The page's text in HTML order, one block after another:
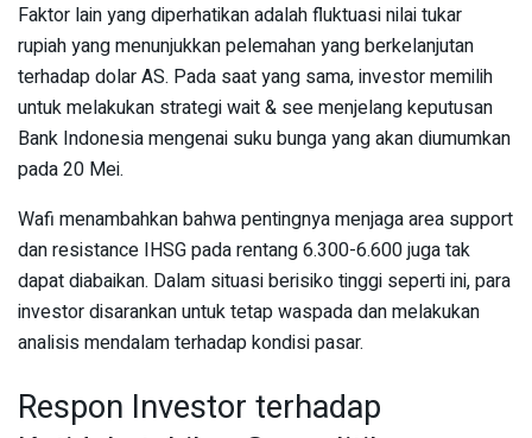
Faktor lain yang diperhatikan adalah fluktuasi nilai tukar
rupiah yang menunjukkan pelemahan yang berkelanjutan
terhadap dolar AS. Pada saat yang sama, investor memilih
untuk melakukan strategi wait & see menjelang keputusan
Bank Indonesia mengenai suku bunga yang akan diumumkan
pada 20 Mei.
Wafi menambahkan bahwa pentingnya menjaga area support
dan resistance IHSG pada rentang 6.300-6.600 juga tak
dapat diabaikan. Dalam situasi berisiko tinggi seperti ini, para
investor disarankan untuk tetap waspada dan melakukan
analisis mendalam terhadap kondisi pasar.
Respon Investor terhadap